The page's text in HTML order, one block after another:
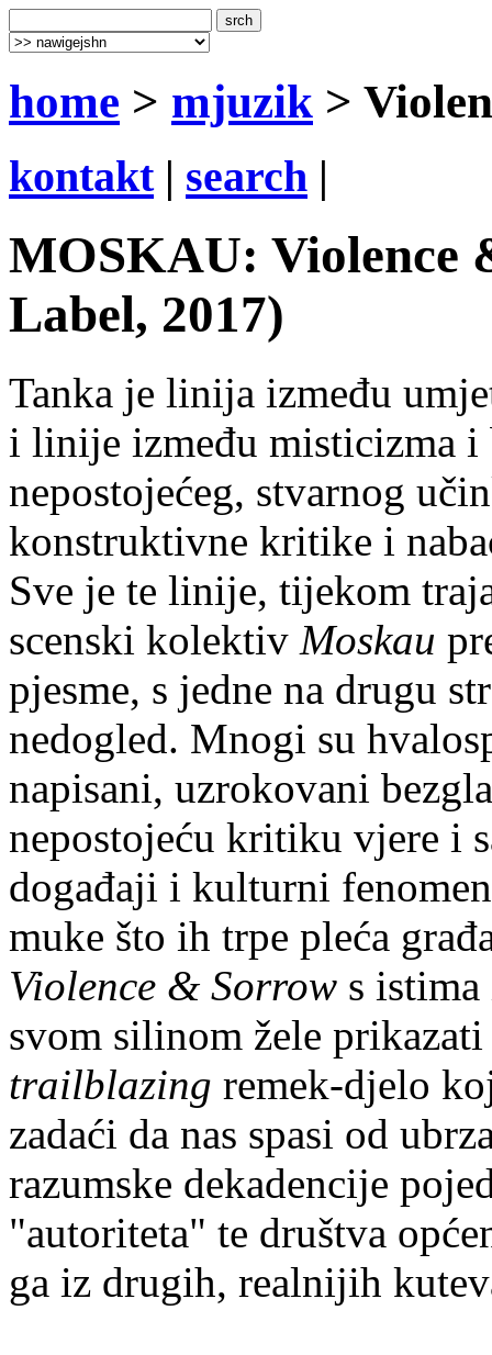
home > mjuzik >
kontakt| search |
MOSKAU: Violence
Label, 2017)
Tanka je linija između
i linije između misticizma
nepostojećeg, stvarnog
konstruktivne kritike i
Sve je te linije, tijekom
scenski kolektiv Moskau
pjesme, s jedne na drugu
nedogled. Mnogi su
napisani, uzrokovani
nepostojeću kritiku vjere i
događaji i kulturni
muke što ih trpe pleća
Violence & Sorrow s
svom silinom žele
trailblazing remek-djelo
zadaći da nas spasi od
razumske dekadencije
"autoriteta" te društva
ga iz drugih, realnijih